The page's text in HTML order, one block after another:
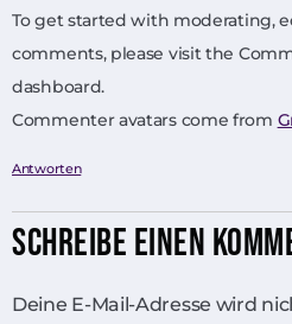
To get started with moderating,
comments, please visit the
dashboard.
Commenter avatars come from
Antworten
Schreibe Einen
Deine E-Mail-Adresse wird